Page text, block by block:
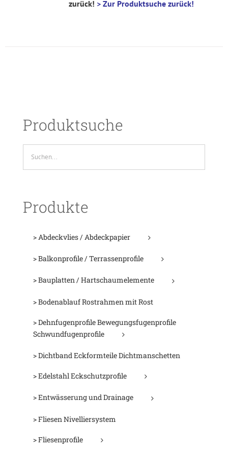
zurück! > Zur Produktsuche zurück!
Produktsuche
Produkte
> Abdeckvlies / Abdeckpapier
> Balkonprofile / Terrassenprofile
> Bauplatten / Hartschaumelemente
> Bodenablauf Rostrahmen mit Rost
> Dehnfugenprofile Bewegungsfugenprofile
Schwundfugenprofile
> Dichtband Eckformteile Dichtmanschetten
> Edelstahl Eckschutzprofile
> Entwässerung und Drainage
> Fliesen Nivelliersystem
> Fliesenprofile